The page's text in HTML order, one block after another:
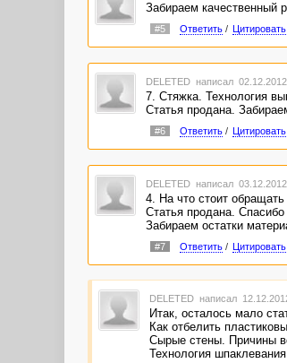
Забираем качественный
#5 Ответить/ Цитировать
DELETED написал
7. Стяжка. Технология
Статья продана.
#6 Ответить/ Цитировать
DELETED написал
4. На что стоит
Статья продана. Спасибо
Забираем остатки
#7 Ответить/ Цитировать
DELETED написал
Итак, осталось мало
Как отбелить
Сырые стены. Причины
Технология